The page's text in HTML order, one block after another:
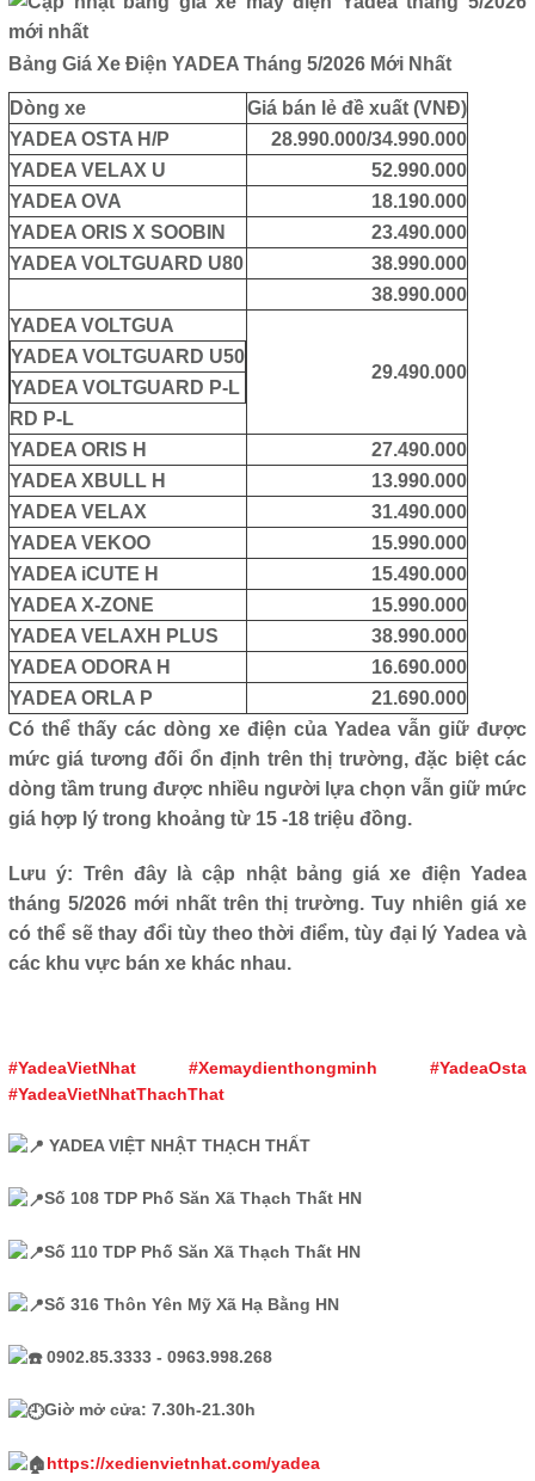
Bảng Giá Xe Điện YADEA Tháng 5/2026 Mới Nhất
Dòng xe
Giá bán lẻ đề xuất (VNĐ)
YADEA OSTA H/P
28.990.000/34.990.000
YADEA VELAX U
52.990.000
YADEA OVA
18.190.000
YADEA ORIS X SOOBIN
23.490.000
YADEA VOLTGUARD U80
38.990.000
38.990.000
YADEA VOLTGUA
YADEA VOLTGUARD U50
YADEA VOLTGUARD P-L
RD P-L
29.490.000
YADEA ORIS H
27.490.000
YADEA XBULL H
13.990.000
YADEA VELAX
31.490.000
YADEA VEKOO
15.990.000
YADEA iCUTE H
15.490.000
YADEA X-ZONE
15.990.000
YADEA VELAXH PLUS
38.990.000
YADEA ODORA H
16.690.000
YADEA ORLA P
21.690.000
Có thể thấy các dòng xe điện của Yadea vẫn giữ được
mức giá tương đối ổn định trên thị trường, đặc biệt các
dòng tầm trung được nhiều người lựa chọn vẫn giữ mức
giá hợp lý trong khoảng từ 15 -18 triệu đồng.
Lưu ý: Trên đây là cập nhật bảng giá xe điện Yadea
tháng 5/2026 mới nhất trên thị trường. Tuy nhiên giá xe
có thể sẽ thay đổi tùy theo thời điểm, tùy đại lý Yadea và
các khu vực bán xe khác nhau.
#YadeaVietNhat #Xemaydienthongminh
#YadeaOsta
#YadeaVietNhatThachThat
YADEA VIỆT NHẬT THẠCH THẤT
Số 108 TDP Phố Săn Xã Thạch Thất HN
Số 110 TDP Phố Săn Xã Thạch Thất HN
Số 316 Thôn Yên Mỹ Xã Hạ Bằng HN
0902.85.3333 - 0963.998.268
Giờ mở cửa: 7.30h-21.30h
https://xedienvietnhat.com/yadea